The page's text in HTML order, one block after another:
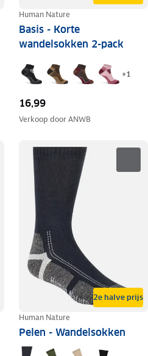
Human Nature
Basis - Korte
wandelsokken 2-pack
+1
16,99
Verkoop doorANWB
2e halve prijs
Human Nature
Pelen - Wandelsokken